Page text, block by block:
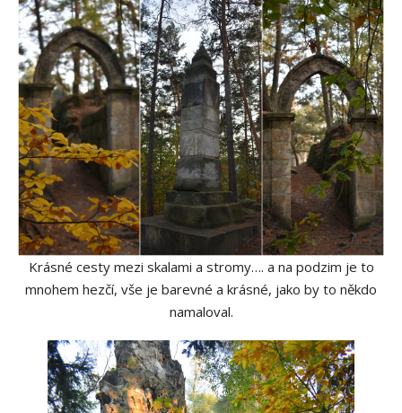
Krásné cesty mezi skalami a stromy…. a na podzim je to
mnohem hezčí, vše je barevné a krásné, jako by to někdo
namaloval.